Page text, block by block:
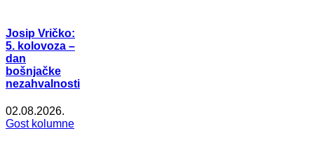
Josip Vričko:
5. kolovoza –
dan
bošnjačke
nezahvalnosti
02.08.2026.
Gost kolumne